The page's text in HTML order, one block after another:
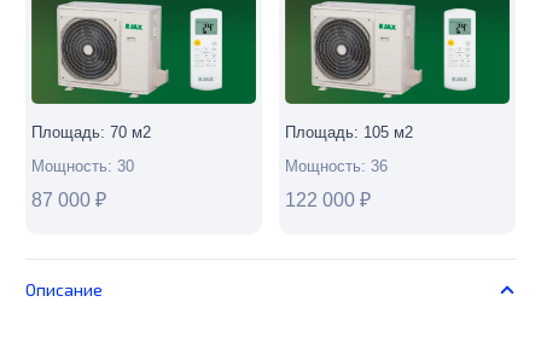
Площадь: 70 м2
Мощность: 30
87 000 ₽
Площадь: 105 м2
Мощность: 36
122 000 ₽
Описание